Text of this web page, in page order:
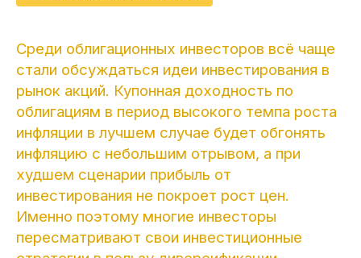
Среди облигационных инвесторов всё чаще
стали обсуждаться идеи инвестирования в
рынок акций. Купонная доходность по
облигациям в период высокого темпа роста
инфляции в лучшем случае будет обгонять
инфляцию с небольшим отрывом, а при
худшем сценарии прибыль от
инвестирования не покроет рост цен.
Именно поэтому многие инвесторы
пересматривают свои инвестиционные